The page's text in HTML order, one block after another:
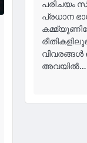
പരിചയം
പ്രധാന
അവയിൽ…